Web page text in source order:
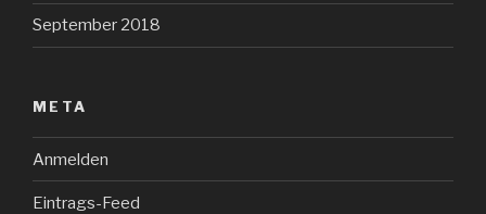
September 2018
META
Anmelden
Eintrags-Feed